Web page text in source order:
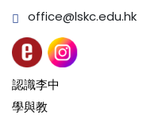
office@lskc.edu.hk
認識李中
學與教